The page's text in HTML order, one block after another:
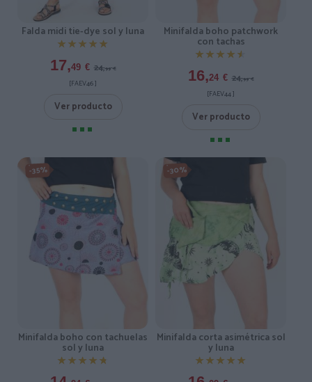
Falda midi tie-dye sol y luna
★★★★★
★★★★★
17,49 € 24,99 €
[FAEV46 ]
Ver producto
Minifalda boho patchwork
con tachas
★★★★★
★★★★★
16,24 € 24,99 €
[FAEV44 ]
Ver producto
-35%
Minifalda boho con tachuelas
sol y luna
★★★★★
★★★★★
-30%
Minifalda corta asimétrica sol
y luna
★★★★★
★★★★★